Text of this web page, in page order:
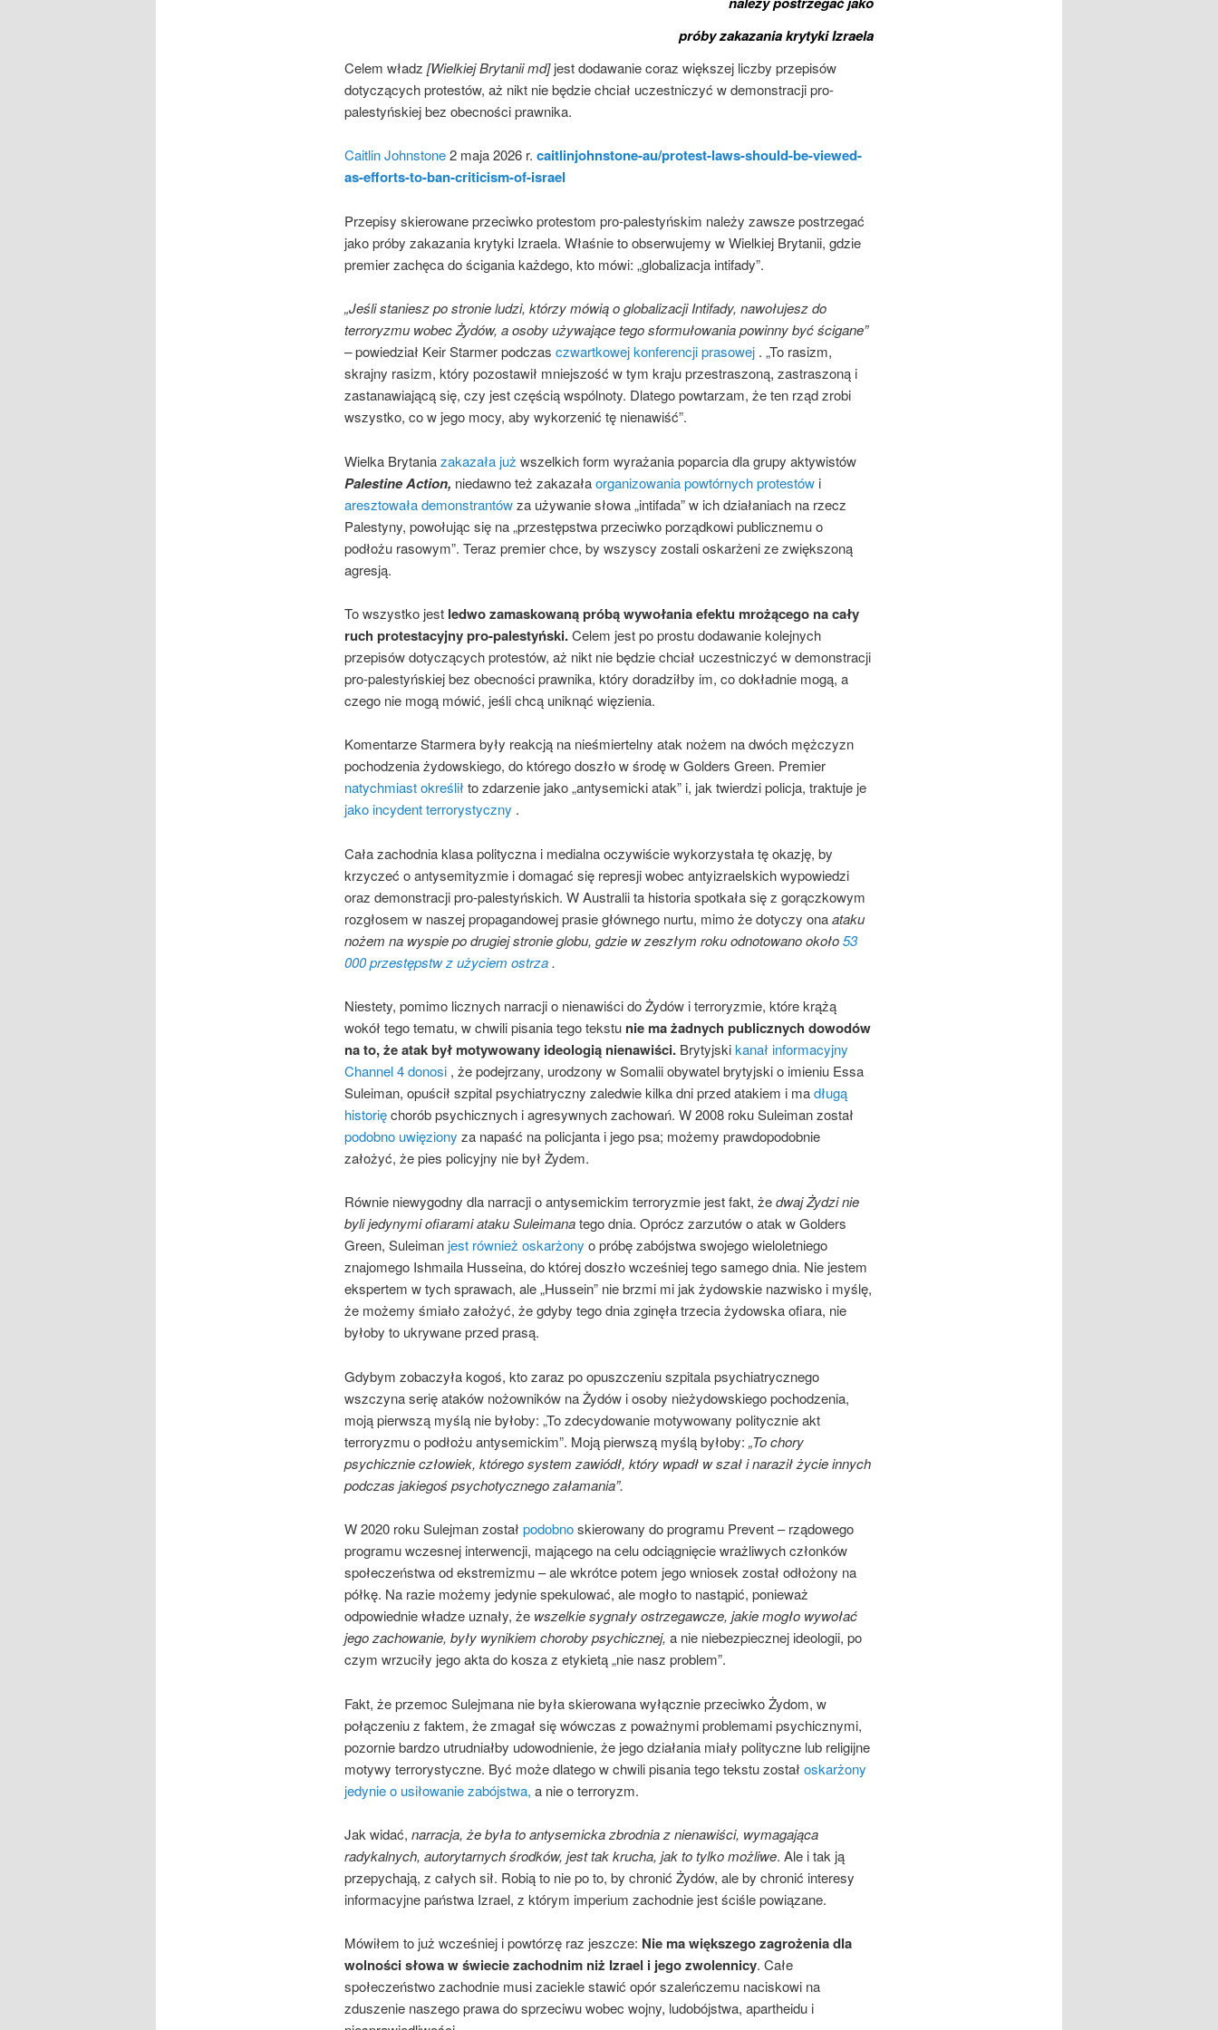
próby zakazania krytyki Izraela
Celem władz [Wielkiej Brytanii md]jest dodawanie coraz większej liczby przepisów
dotyczących protestów, aż nikt nie będzie chciał uczestniczyć w demonstracji pro-
palestyńskiej bez obecności prawnika.
Caitlin Johnstone2 maja 2026 r. caitlinjohnstone-au/protest-laws-should-be-viewed-
as-efforts-to-ban-criticism-of-israel
Przepisy skierowane przeciwko protestom pro-palestyńskim należy zawsze postrzegać
jako próby zakazania krytyki Izraela. Właśnie to obserwujemy w Wielkiej Brytanii, gdzie
premier zachęca do ścigania każdego, kto mówi: „globalizacja intifady”.
„Jeśli staniesz po stronie ludzi, którzy mówią o globalizacji Intifady, nawołujesz do
terroryzmu wobec Żydów, a osoby używające tego sformułowania powinny być ścigane”
–powiedział Keir Starmer podczas czwartkowej konferencji prasowej. „To rasizm,
skrajny rasizm, który pozostawił mniejszość w tym kraju przestraszoną, zastraszoną i
zastanawiającą się, czy jest częścią wspólnoty. Dlatego powtarzam, że ten rząd zrobi
wszystko, co w jego mocy, aby wykorzenić tę nienawiść”.
Wielka Brytaniazakazała już wszelkich form wyrażania poparcia dla grupy aktywistów
Palestine Action, niedawno też zakazałaorganizowania powtórnych protestówi
aresztowała demonstrantówza używanie słowa „intifada” w ich działaniach na rzecz
Palestyny, powołując się na „przestępstwa przeciwko porządkowi publicznemu o
podłożu rasowym”. Teraz premier chce, by wszyscy zostali oskarżeni ze zwiększoną
agresją.
To wszystko jest ledwo zamaskowaną próbą wywołania efektu mrożącego na cały
ruch protestacyjny pro-palestyński.Celem jest po prostu dodawanie kolejnych
przepisów dotyczących protestów, aż nikt nie będzie chciał uczestniczyć w demonstracji
pro-palestyńskiej bez obecności prawnika, który doradziłby im, co dokładnie mogą, a
czego nie mogą mówić, jeśli chcą uniknąć więzienia.
Komentarze Starmera były reakcją na nieśmiertelny atak nożem na dwóch mężczyzn
pochodzenia żydowskiego, do którego doszło w środę w Golders Green. Premier
natychmiast określił to zdarzenie jako „antysemicki atak” i, jak twierdzi policja, traktuje je
jako incydent terrorystyczny .
Cała zachodnia klasa polityczna i medialna oczywiście wykorzystała tę okazję, by
krzyczeć o antysemityzmie i domagać się represji wobec antyizraelskich wypowiedzi
oraz demonstracji pro-palestyńskich. W Australii ta historia spotkała się z gorączkowym
rozgłosem w naszej propagandowej prasie głównego nurtu, mimo że dotyczy onaataku
nożem na wyspie po drugiej stronie globu, gdzie w zeszłym roku odnotowano około53
000 przestępstw z użyciem ostrza.
Niestety, pomimo licznych narracji o nienawiści do Żydów i terroryzmie, które krążą
wokół tego tematu, w chwili pisania tego tekstunie ma żadnych publicznych dowodów
na to, że atak był motywowany ideologią nienawiści. Brytyjskikanał informacyjny
Channel 4 donosi, że podejrzany, urodzony w Somalii obywatel brytyjski o imieniu Essa
Suleiman, opuścił szpital psychiatryczny zaledwie kilka dni przed atakiem i madługą
historięchorób psychicznych i agresywnych zachowań. W 2008 roku Suleiman został
podobno uwięziony za napaść na policjanta i jego psa; możemy prawdopodobnie
założyć, że pies policyjny nie był Żydem.
Równie niewygodny dla narracji o antysemickim terroryzmie jest fakt, żedwaj Żydzi nie
byli jedynymi ofiarami ataku Suleimanatego dnia. Oprócz zarzutów o atak w Golders
Green, Suleimanjest również oskarżony o próbę zabójstwa swojego wieloletniego
znajomego Ishmaila Husseina, do której doszło wcześniej tego samego dnia. Nie jestem
ekspertem w tych sprawach, ale „Hussein” nie brzmi mi jak żydowskie nazwisko i myślę,
że możemy śmiało założyć, że gdyby tego dnia zginęła trzecia żydowska ofiara, nie
byłoby to ukrywane przed prasą.
Gdybym zobaczyła kogoś, kto zaraz po opuszczeniu szpitala psychiatrycznego
wszczyna serię ataków nożowników na Żydów i osoby nieżydowskiego pochodzenia,
moją pierwszą myślą nie byłoby: „To zdecydowanie motywowany politycznie akt
terroryzmu o podłożu antysemickim”. Moją pierwszą myślą byłoby: „To chory
psychicznie człowiek, którego system zawiódł, który wpadł w szał i naraził życie innych
podczas jakiegoś psychotycznego załamania”.
W 2020 roku Sulejman został podobnoskierowany do programu Prevent – ​​rządowego
programu wczesnej interwencji, mającego na celu odciągnięcie wrażliwych członków
społeczeństwa od ekstremizmu – ale wkrótce potem jego wniosek został odłożony na
półkę. Na razie możemy jedynie spekulować, ale mogło to nastąpić, ponieważ
odpowiednie władze uznały, że wszelkie sygnały ostrzegawcze, jakie mogło wywołać
jego zachowanie, były wynikiem choroby psychicznej, a nie niebezpiecznej ideologii, po
czym wrzuciły jego akta do kosza z etykietą „nie nasz problem”.
Fakt, że przemoc Sulejmana nie była skierowana wyłącznie przeciwko Żydom, w
połączeniu z faktem, że zmagał się wówczas z poważnymi problemami psychicznymi,
pozornie bardzo utrudniałby udowodnienie, że jego działania miały polityczne lub religijne
motywy terrorystyczne. Być może dlatego w chwili pisania tego tekstu został oskarżony
jedynie o usiłowanie zabójstwa, a nie o terroryzm.
Jak widać, narracja, że ​​była to antysemicka zbrodnia z nienawiści, wymagająca
radykalnych, autorytarnych środków, jest tak krucha, jak to tylko możliwe. Ale i tak ją
przepychają, z całych sił. Robią to nie po to, by chronić Żydów, ale by chronić interesy
informacyjne państwa Izrael, z którym imperium zachodnie jest ściśle powiązane.
Mówiłem to już wcześniej i powtórzę raz jeszcze: Nie ma większego zagrożenia dla
wolności słowa w świecie zachodnim niż Izrael i jego zwolennicy. Całe
społeczeństwo zachodnie musi zaciekle stawić opór szaleńczemu naciskowi na
zduszenie naszego prawa do sprzeciwu wobec wojny, ludobójstwa, apartheidu i